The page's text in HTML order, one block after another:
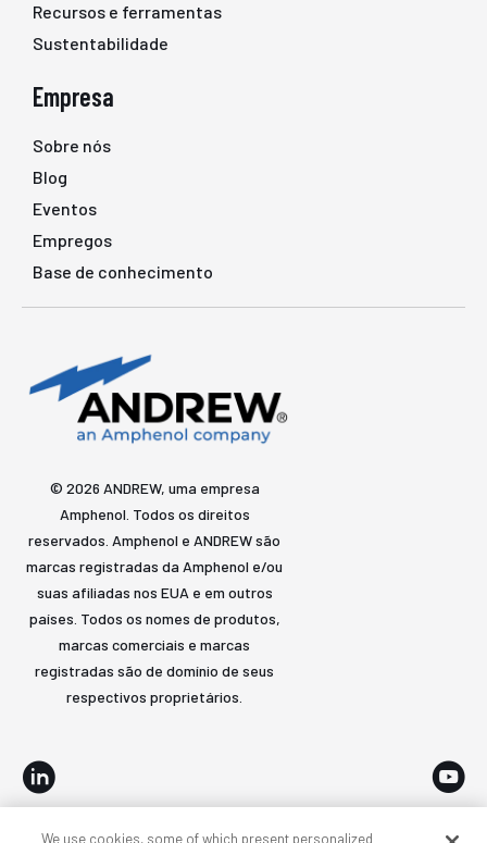
Recursos e ferramentas
Sustentabilidade
Empresa
Sobre nós
Blog
Eventos
Empregos
Base de conhecimento
© 2026 ANDREW, uma empresa
Amphenol. Todos os direitos
reservados. Amphenol e ANDREW são
marcas registradas da Amphenol e/ou
suas afiliadas nos EUA e em outros
países. Todos os nomes de produtos,
marcas comerciais e marcas
registradas são de domínio de seus
respectivos proprietários.
We use cookies, some of which present personalized